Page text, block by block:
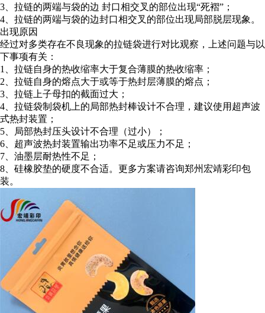
3、拉链的两端与袋的边 封口相交叉的部位出现“死褶”；
4、拉链的两端与袋的边封口相交叉的部位出现局部脱层现象。
出现原因
经过对多类存在不良现象的拉链袋进行对比观察，上述问题与以
下事项有关：
1、拉链自身的热收缩率大于复合薄膜的热收缩率；
2、拉链自身的熔点大于或等于热封层薄膜的熔点；
3、拉链上子母扣的截面过大；
4、拉链袋制袋机上的局部热封棒设计不合理，建议使用超声波
式热封装置；
5、局部热封压头设计不合理（过小）；
6、超声波热封装置输出功率不足或压力不足；
7、油墨层耐热性不足；
8、硅橡胶垫的硬度不合适。更多方案请咨询郑州宏靖彩印包
装。